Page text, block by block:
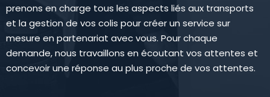
prenons en charge tous les aspects liés aux transports
et la gestion de vos colis pour créer un service sur
mesure en partenariat avec vous. Pour chaque
demande, nous travaillons en écoutant vos attentes et
concevoir une réponse au plus proche de vos attentes.